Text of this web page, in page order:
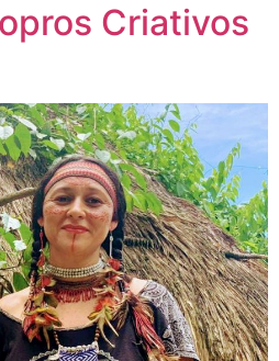
Criativos